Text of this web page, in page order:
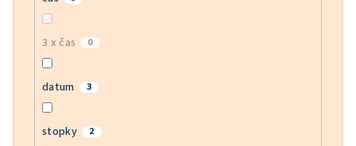
3 x čas 0
datum 3
stopky 2